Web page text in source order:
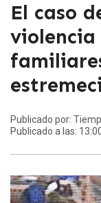
El caso
violencia
Publicado por:
Publicado a las: